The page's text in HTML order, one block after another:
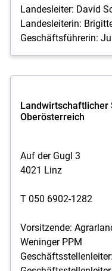
Landesleiter: David
Landesleiterin:
Geschäftsführerin:
Oberösterreich
Auf der Gugl 3
4021 Linz
T 050 6902-1282
Vorsitzende:
Weninger PPM